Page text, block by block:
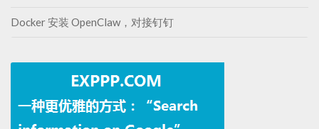
Docker 安装 OpenClaw，对接钉钉